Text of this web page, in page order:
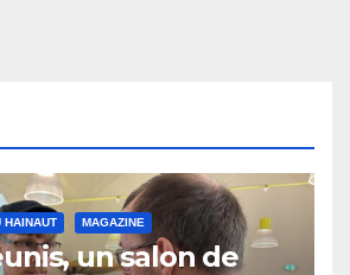
HAINAUT MAGAZINE
un salon de